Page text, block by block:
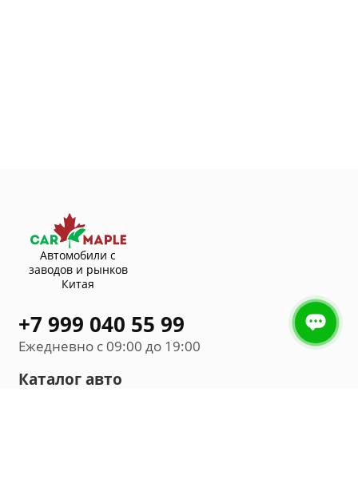
Автомобили с
заводов и рынков
Китая
+7 999 040 55 99
Ежедневно с 09:00 до 19:00
Каталог авто